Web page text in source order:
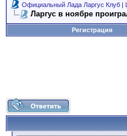
Официальный Лада Ларгус Клуб |
Ларгус в ноябре
Регистрация